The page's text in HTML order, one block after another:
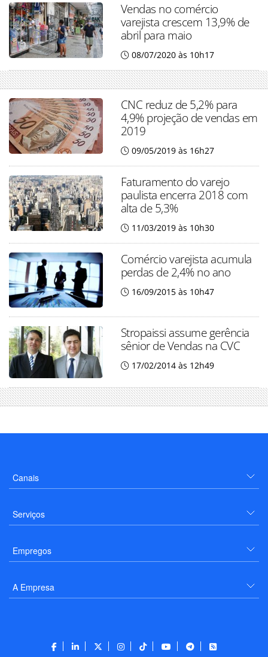
Vendas no comércio
varejista crescem 13,9% de
abril para maio
08/07/2020 às 10h17
CNC reduz de 5,2% para
4,9% projeção de vendas em
2019
09/05/2019 às 16h27
Faturamento do varejo
paulista encerra 2018 com
alta de 5,3%
11/03/2019 às 10h30
Comércio varejista acumula
perdas de 2,4% no ano
16/09/2015 às 10h47
Stropaissi assume gerência
sênior de Vendas na CVC
17/02/2014 às 12h49
Canais
Serviços
Empregos
A Empresa